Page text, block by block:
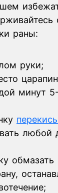
раны:
руки;
минут
любой